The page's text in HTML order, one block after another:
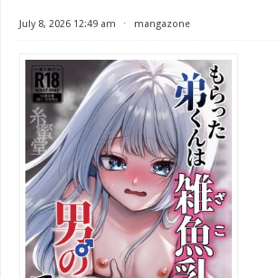
July 8, 2026 12:49 am ⋅ mangazone